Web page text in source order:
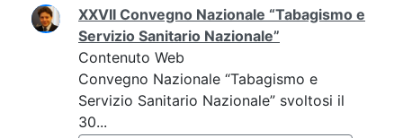
XXVII Convegno Nazionale “Tabagismo e
Servizio Sanitario Nazionale”
Contenuto Web
Convegno Nazionale “Tabagismo e
Servizio Sanitario Nazionale” svoltosi il
30...